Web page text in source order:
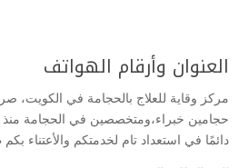
العنوان وأرقام الهواتف
مركز وقاية للعلاج بالحجامة في
دائمًا في استعداد تام لخدمتكم والأعتناء